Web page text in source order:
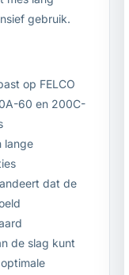
gebruik.
op FELCO
60 en 200C-
lange
dat de
de slag kunt